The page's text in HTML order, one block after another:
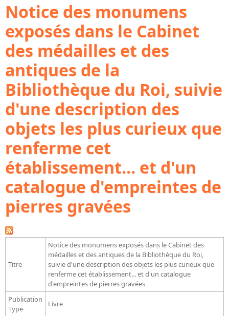
Ressources documentaires
Archives administratives
Archives orales
Bibliographies
Bibliographie sur la BnF
Bibliographie historique de la Bibliothèque nationale de
France
Dictionnaire de la BnF
Dictionnaire BnF : recherche avancée
Dictionnaire BnF : index
Dictionnaire des fonds spéciaux et des principales collections et
provenances
Recherche de fonds, collections et provenances
Explorer
Organigrammes de la bibliothèque
Rapports d'activité de la Bibliothèque
Répertoire
Notice des monumens
exposés dans le Cabinet
des médailles et des
antiques de la
Bibliothèque du Roi, suivie
d'une description des
objets les plus curieux que
renferme cet
établissement... et d'un
catalogue d'empreintes de
pierres gravées
Titre
Notice des monumens exposés dans le Cabinet des
médailles et des antiques de la Bibliothèque du Roi,
suivie d'une description des objets les plus curieux que
renferme cet établissement... et d'un catalogue
d'empreintes de pierres gravées
Publication
Type
Livre